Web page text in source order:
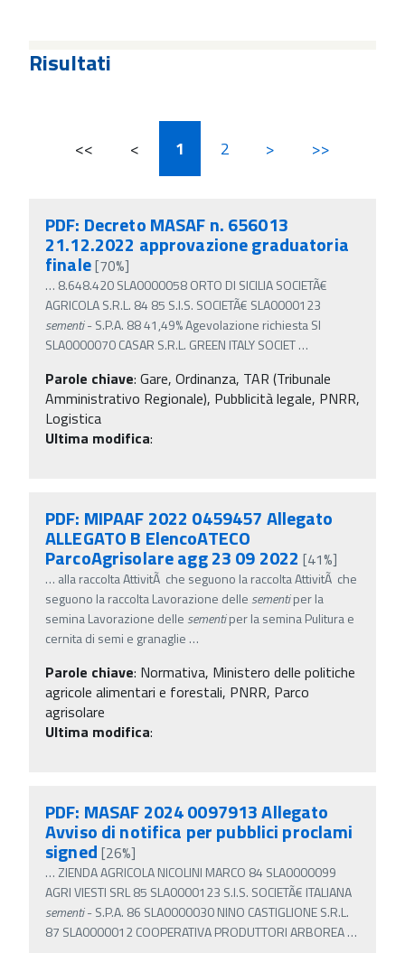
Risultati
<< < 1 2 > >>
PDF: Decreto MASAF n. 656013
21.12.2022 approvazione graduatoria
finale[70%]
… 8.648.420 SLA0000058 ORTO DI SICILIA SOCIETÃ€
AGRICOLA S.R.L. 84 85 S.I.S. SOCIETÃ€ SLA0000123
sementi- S.P.A. 88 41,49% Agevolazione richiesta SI
SLA0000070 CASAR S.R.L. GREEN ITALY SOCIET…
Parole chiave: Gare, Ordinanza, TAR (Tribunale
Amministrativo Regionale), Pubblicità legale, PNRR,
Logistica
Ultima modifica:
PDF: MIPAAF 2022 0459457 Allegato
ALLEGATO B ElencoATECO
ParcoAgrisolare agg 23 09 2022 [41%]
… alla raccolta AttivitÃ che seguono la raccolta AttivitÃ che
seguono la raccolta Lavorazione delle sementiper la
semina Lavorazione delle sementiper la semina Pulitura e
cernita di semi e granaglie …
Parole chiave: Normativa, Ministero delle politiche
agricole alimentari e forestali, PNRR, Parco
agrisolare
Ultima modifica:
PDF: MASAF 2024 0097913 Allegato
Avviso di notifica per pubblici proclami
signed [26%]
… ZIENDA AGRICOLA NICOLINI MARCO 84 SLA0000099
AGRI VIESTI SRL 85 SLA0000123 S.I.S. SOCIETÃ€ ITALIANA
sementi- S.P.A. 86 SLA0000030 NINO CASTIGLIONE S.R.L.
87 SLA0000012 COOPERATIVA PRODUTTORI ARBOREA…